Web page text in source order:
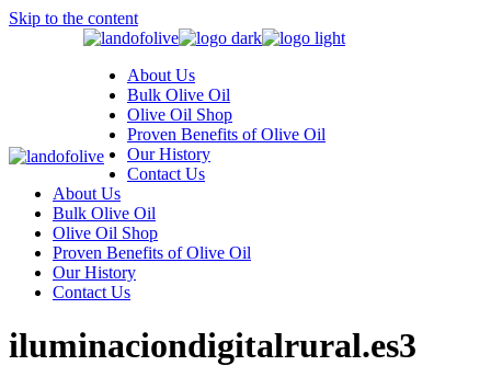
Skip to the content
About Us
Bulk Olive Oil
Olive Oil Shop
Proven Benefits of Olive Oil
Our History
Contact Us
About Us
Bulk Olive Oil
Olive Oil Shop
Proven Benefits of Olive Oil
Our History
Contact Us
iluminaciondigitalrural.es3